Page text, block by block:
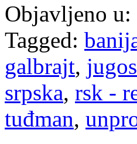
Objavljeno u:
Tagged:
galbrajt,
srpska, rsk -
tuđman,